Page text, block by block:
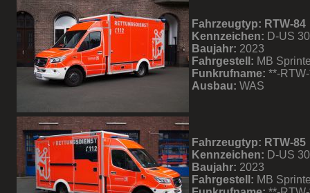
Fahrzeugtyp: RTW-84
Kennzeichen: D-US
Baujahr: 2023
Fahrgestell: MB
Funkrufname: **-
Ausbau: WAS
Fahrzeugtyp: RTW-85
Kennzeichen: D-US
Baujahr: 2023
Fahrgestell: MB